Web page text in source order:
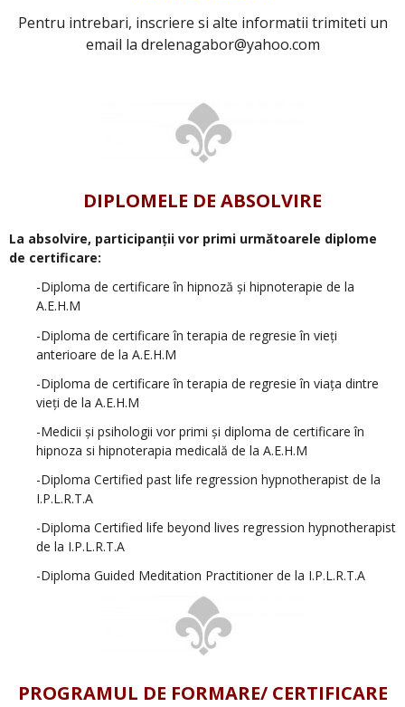
Pentru intrebari, inscriere si alte informatii trimiteti un
email la drelenagabor@yahoo.com
DIPLOMELE DE ABSOLVIRE
La absolvire, participanții vor primi următoarele diplome
de certificare:
-Diploma de certificare în hipnoză și hipnoterapie de la
A.E.H.M
-Diploma de certificare în terapia de regresie în vieți
anterioare de la A.E.H.M
-Diploma de certificare în terapia de regresie în viața dintre
vieți de la A.E.H.M
-Medicii și psihologii vor primi și diploma de certificare în
hipnoza si hipnoterapia medicală de la A.E.H.M
-Diploma Certified past life regression hypnotherapist de la
I.P.L.R.T.A
-Diploma Certified life beyond lives regression hypnotherapist
de la I.P.L.R.T.A
-Diploma Guided Meditation Practitioner de la I.P.L.R.T.A
PROGRAMUL DE FORMARE/ CERTIFICARE